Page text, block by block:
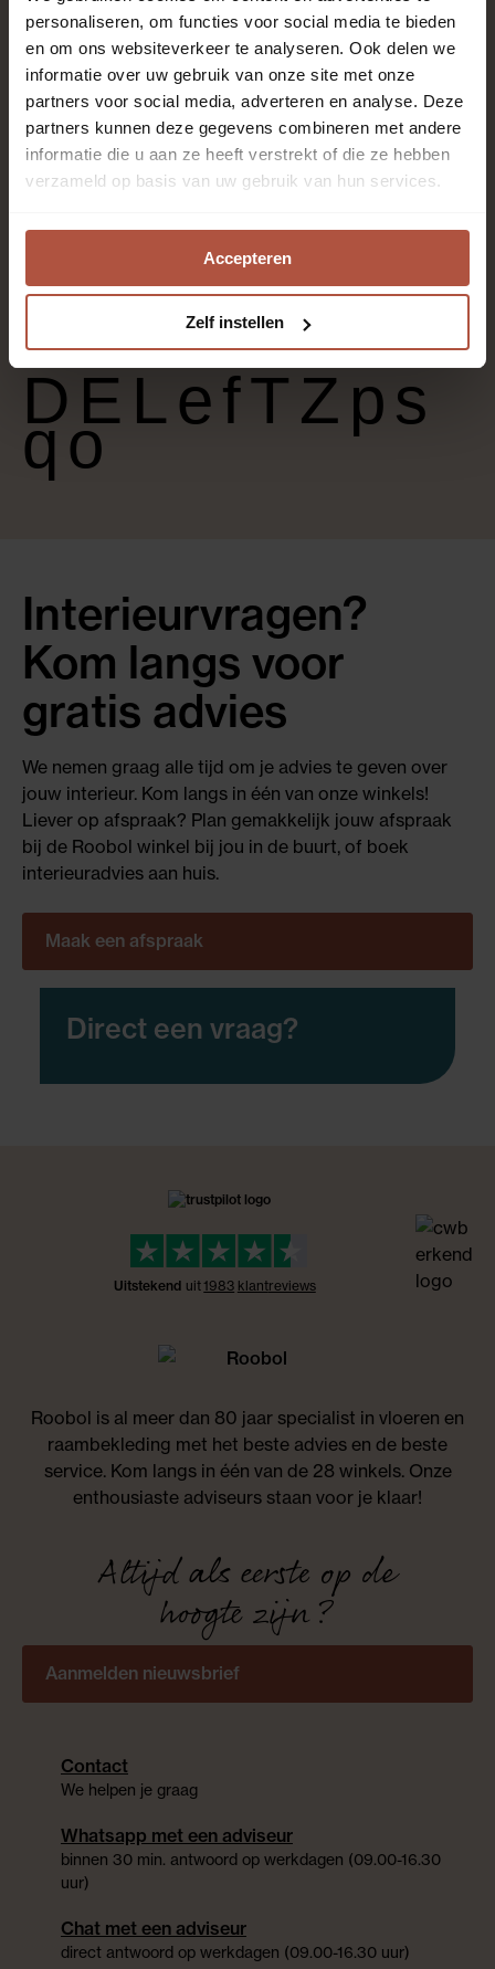
personaliseren, om functies voor social media te bieden
en om ons websiteverkeer te analyseren. Ook delen we
informatie over uw gebruik van onze site met onze
partners voor social media, adverteren en analyse. Deze
partners kunnen deze gegevens combineren met andere
informatie die u aan ze heeft verstrekt of die ze hebben
verzameld op basis van uw gebruik van hun services.
Accepteren
Zelf instellen
100% polyester SDN
Synthetische garens
Slaapkamer, Trap, Woonkamer
DELefTZps
qo
Interieurvragen?
Kom langs voor
gratis advies
We nemen graag alle tijd om je advies te geven over
jouw interieur. Kom langs in één van onze winkels!
Liever op afspraak? Plan gemakkelijk jouw afspraak
bij de Roobol winkel bij jou in de buurt, of boek
interieuradvies aan huis.
Maak een afspraak
Direct een vraag?
Roobol is al meer dan 80 jaar specialist in vloeren en
raambekleding met het beste advies en de beste
service. Kom langs in één van de 28 winkels. Onze
enthousiaste adviseurs staan voor je klaar!
Altijd als eerste op de
hoogte zijn?
Aanmelden nieuwsbrief
Contact
We helpen je graag
Whatsapp met een adviseur
binnen 30 min. antwoord op werkdagen (09.00-16.30
uur)
Chat met een adviseur
direct antwoord op werkdagen (09.00-16.30 uur)
Uitstekend uit 1983 klantreviews